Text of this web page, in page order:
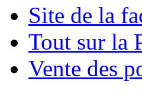
Site de la
Tout sur la
Vente des